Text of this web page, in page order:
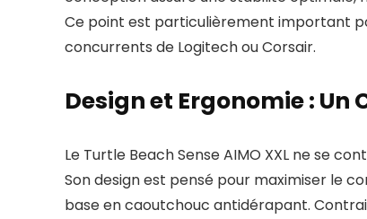
Ce point est particulièrement important
concurrents de Logitech ou Corsair.
Design et Ergonomie :
Le Turtle Beach Sense AIMO XXL ne se
Son design est pensé pour maximiser le
base en caoutchouc antidérapant.